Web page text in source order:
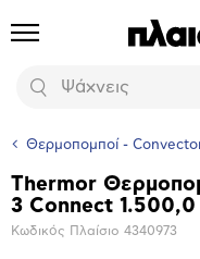
Προϊόντα
Αναζήτηση
Θερμοπομποί -
Βασικά
χαρακτηριστικά
Thermor
3 Connect 1.500,0
Κωδικός Πλαίσιο 4340973